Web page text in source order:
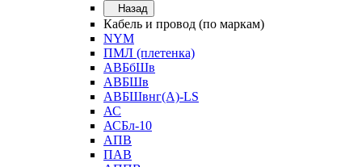
Назад
Кабель и провод (по маркам)
NYM
ПМЛ (плетенка)
АВБбШв
АВБШв
АВБШвнг(А)-LS
АС
АСБл-10
АПВ
ПАВ